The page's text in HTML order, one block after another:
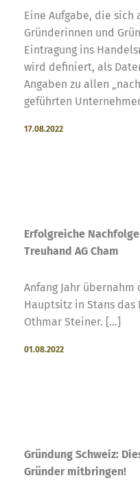
Eine Aufgabe, die sich
Gründerinnen und
Eintragung ins
wird definiert, als
Angaben zu allen
geführten
17.08.2022
Erfolgreiche
Treuhand AG Cham
Anfang Jahr
Hauptsitz in Stans das
Othmar Steiner. [...]
01.08.2022
Gründung Schweiz:
Gründer mitbringen!